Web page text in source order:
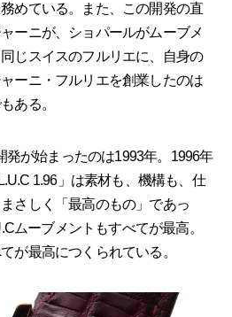
めている。また、この開発の直
ーニが、ショパールがムーブメ
じスイスのフルリエに、自身の
ーニ・フルリエを創業したのは
ある。
が始まったのは1993年。1996年
1.96」は素材も、機構も、仕
さしく「最高のもの」であっ
ムーブメントもすべてが最高。
が最高につくられている。